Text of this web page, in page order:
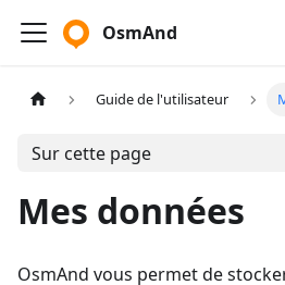
OsmAnd
Guide de l'utilisateur
Sur cette page
Mes données
OsmAnd vous permet de